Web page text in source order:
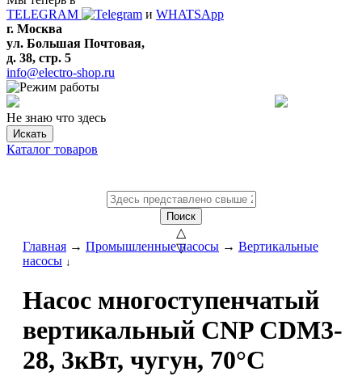
TELEGRAM
и WHATSApp
г. Москва
ул. Большая Почтовая,
д. 38, стр. 5
info@electro-shop.ru
Не знаю что здесь
Искать
Каталог товаров
Поиск
△
▽
Главная → Промышленные насосы → Вертикальные
насосы ↓
Насос многоступенчатый
вертикальный CNP CDM3-
28, 3кВт, чугун, 70°С